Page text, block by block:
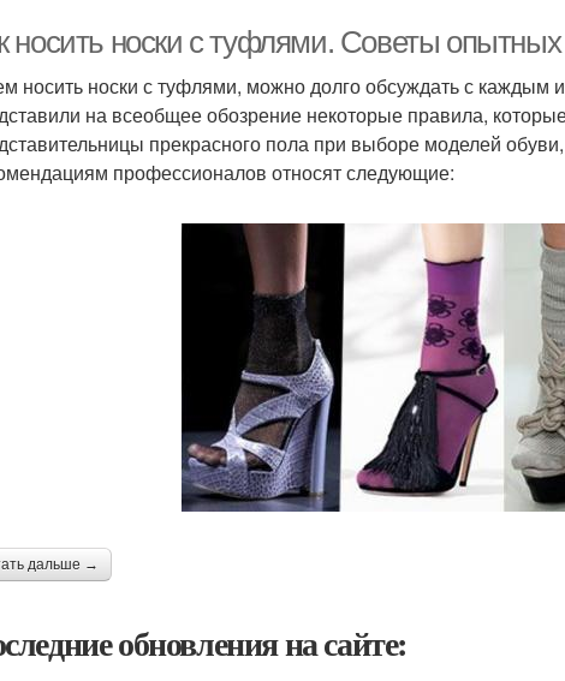
носить носки с туфлями. Советы
носить носки с туфлями, можно долго обсуждать с каждым
на всеобщее обозрение некоторые правила,
прекрасного пола при выборе моделей
профессионалов относят следующие:
дальше →
обновления на сайте: